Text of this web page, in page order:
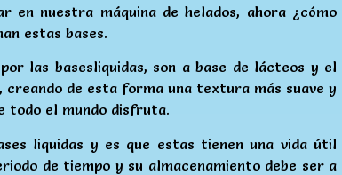
en nuestra máquina de helados, ahora ¿cómo
estas bases.
las basesliquidas, son a base de lácteos y el
creando de esta forma una textura más suave y
todo el mundo disfruta.
liquidas y es que estas tienen una vida útil
de tiempo y su almacenamiento debe ser a